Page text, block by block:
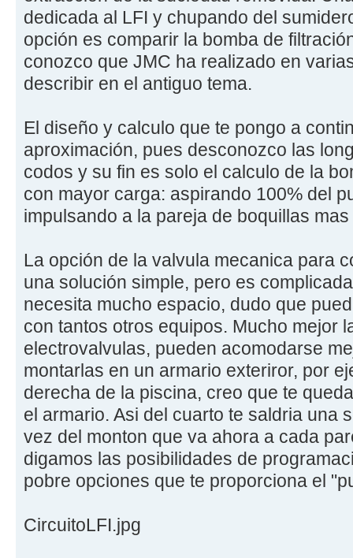
dedicada al LFI y chupando del
opción es comparir la bomba de
conozco que JMC ha realizado en
describir en el antiguo tema.
El diseño y calculo que te pongo a
aproximación, pues desconozco las
codos y su fin es solo el calculo de la
con mayor carga: aspirando 100% del
impulsando a la pareja de boquillas
La opción de la valvula mecanica para
una solución simple, pero es
necesita mucho espacio, dudo que
con tantos otros equipos. Mucho mejor
electrovalvulas, pueden acomodarse
montarlas en un armario exteriror, por
derecha de la piscina, creo que te
el armario. Asi del cuarto te saldria una
vez del monton que va ahora a cada
digamos las posibilidades de
pobre opciones que te proporciona el
CircuitoLFI.jpg